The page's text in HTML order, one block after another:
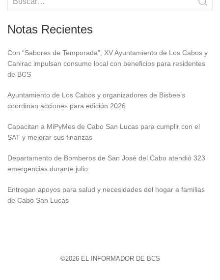
Notas Recientes
Con “Sabores de Temporada”, XV Ayuntamiento de Los Cabos y
Canirac impulsan consumo local con beneficios para residentes
de BCS
Ayuntamiento de Los Cabos y organizadores de Bisbee’s
coordinan acciones para edición 2026
Capacitan a MiPyMes de Cabo San Lucas para cumplir con el
SAT y mejorar sus finanzas
Departamento de Bomberos de San José del Cabo atendió 323
emergencias durante julio
Entregan apoyos para salud y necesidades del hogar a familias
de Cabo San Lucas
©2026 EL INFORMADOR DE BCS